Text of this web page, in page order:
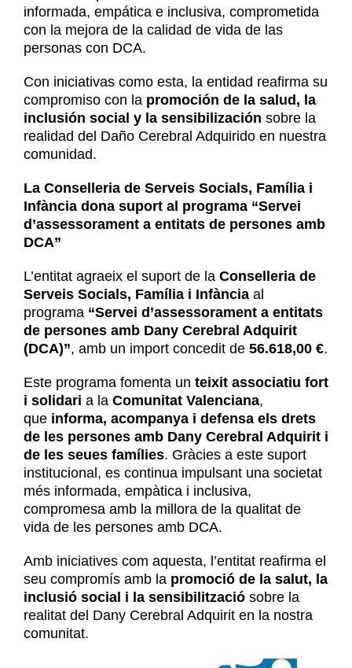
informada, empática e inclusiva, comprometida
con la mejora de la calidad de vida de las
personas con DCA.
Con iniciativas como esta, la entidad reafirma su
compromiso con la promoción de la salud, la
inclusión social y la sensibilización sobre la
realidad del Daño Cerebral Adquirido en nuestra
comunidad.
La Conselleria de Serveis Socials, Família i
Infància dona suport al programa “Servei
d’assessorament a entitats de persones amb
DCA”
L’entitat agraeix el suport de la Conselleria de
Serveis Socials, Família i Infànciaal
programa “Servei d’assessorament a entitats
de persones amb Dany Cerebral Adquirit
(DCA)”, amb un import concedit de 56.618,00 €.
Este programa fomenta un teixit associatiu fort
i solidari a la Comunitat Valenciana,
que informa, acompanya i defensa els drets
de les persones amb Dany Cerebral Adquirit i
de les seues famílies. Gràcies a este suport
institucional, es continua impulsant una societat
més informada, empàtica i inclusiva,
compromesa amb la millora de la qualitat de
vida de les persones amb DCA.
Amb iniciatives com aquesta, l’entitat reafirma el
seu compromís amb la promoció de la salut, la
inclusió social i la sensibilitzaciósobre la
realitat del Dany Cerebral Adquirit en la nostra
comunitat.